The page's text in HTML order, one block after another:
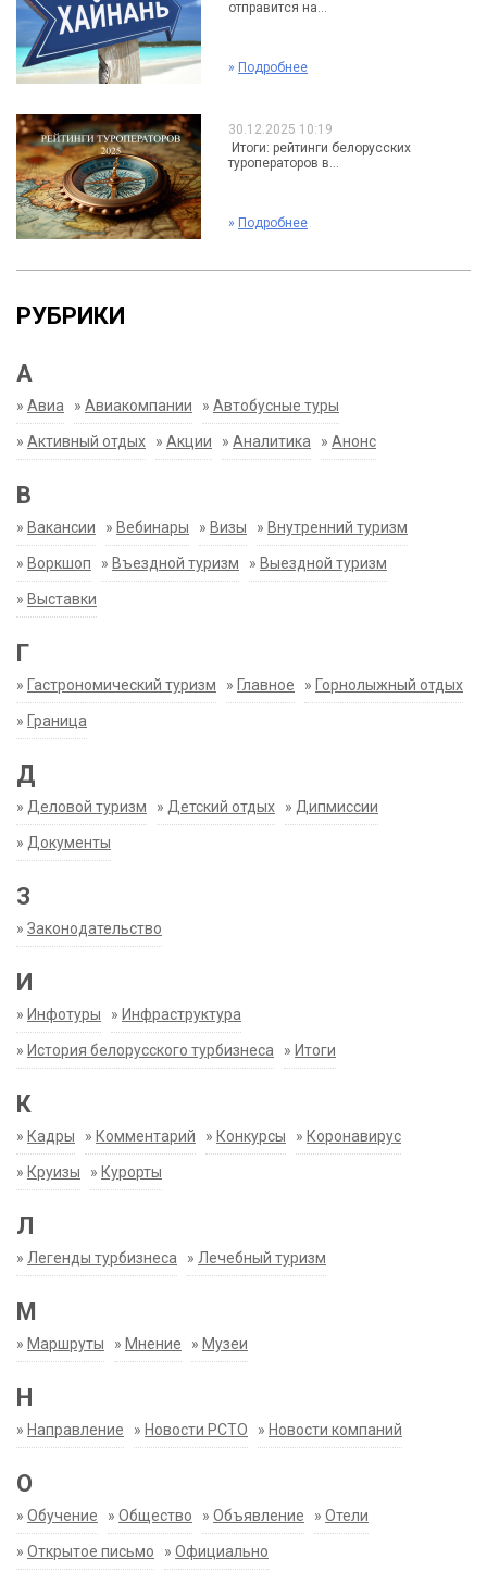
отправится на...
» Подробнее
30.12.2025 10:19
Итоги: рейтинги белорусских
туроператоров в...
» Подробнее
РУБРИКИ
А
» Авиа » Авиакомпании » Автобусные туры
» Активный отдых » Акции » Аналитика » Анонс
В
» Вакансии » Вебинары » Визы » Внутренний туризм
» Воркшоп » Въездной туризм » Выездной туризм
» Выставки
Г
» Гастрономический туризм » Главное » Горнолыжный отдых
» Граница
Д
» Деловой туризм » Детский отдых » Дипмиссии
» Документы
З
» Законодательство
И
» Инфотуры » Инфраструктура
» История белорусского турбизнеса » Итоги
К
» Кадры » Комментарий » Конкурсы » Коронавирус
» Круизы » Курорты
Л
» Легенды турбизнеса » Лечебный туризм
М
» Маршруты » Мнение » Музеи
Н
» Направление » Новости РСТО » Новости компаний
О
» Обучение » Общество » Объявление » Отели
» Открытое письмо » Официально